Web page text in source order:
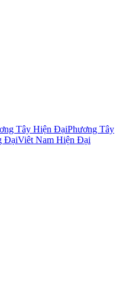
Tây Hiện ĐạiPhương Tây
ĐạiViêt Nam Hiện Đại